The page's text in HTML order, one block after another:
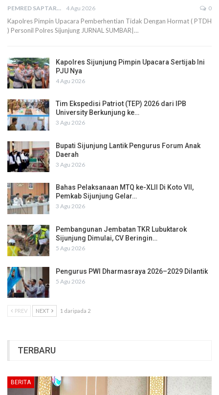
PEMRED SAPTARIUS 4 Agu 2026 0
Kapolres Pimpin Upacara Pemberhentian Tidak Dengan Hormat ( PTDH
) Personil Polres Sijunjung JURNAL SUMBAR|…
Kapolres Sijunjung Pimpin Upacara Sertijab Ini
PJU Nya
4 Agu 2026
Tim Ekspedisi Patriot (TEP) 2026 dari IPB
University Berkunjung ke…
3 Agu 2026
Bupati Sijunjung Lantik Pengurus Forum Anak
Daerah
3 Agu 2026
Bahas Pelaksanaan MTQ ke-XLII Di Koto VII,
Pemkab Sijunjung Gelar…
3 Agu 2026
Pembangunan Jembatan TKR Lubuktarok
Sijunjung Dimulai, CV Beringin…
5 Agu 2026
Pengurus PWI Dharmasraya 2026–2029 Dilantik
5 Agu 2026
PREV NEXT 1 daripada 2
TERBARU
BERITA